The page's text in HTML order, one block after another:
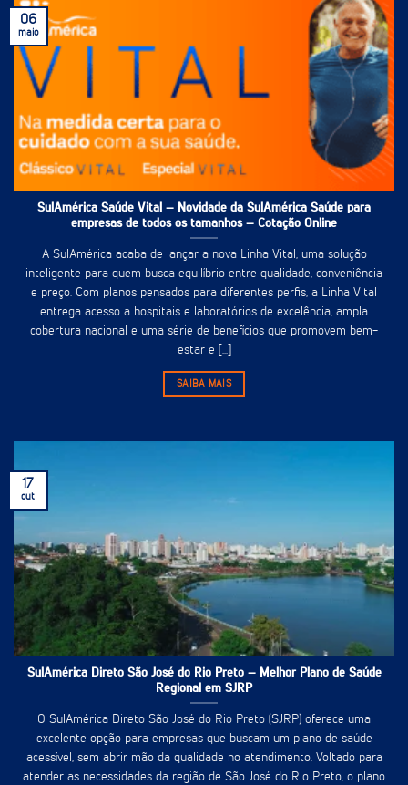
SulAmérica Saúde Vital – Novidade da SulAmérica Saúde para
empresas de todos os tamanhos – Cotação Online
A SulAmérica acaba de lançar a nova Linha Vital, uma solução
inteligente para quem busca equilíbrio entre qualidade, conveniência
e preço. Com planos pensados para diferentes perfis, a Linha Vital
entrega acesso a hospitais e laboratórios de excelência, ampla
cobertura nacional e uma série de benefícios que promovem bem-
estar e [...]
SAIBA MAIS
06
maio
SulAmérica Direto São José do Rio Preto – Melhor Plano de Saúde
Regional em SJRP
O SulAmérica Direto São José do Rio Preto (SJRP) oferece uma
excelente opção para empresas que buscam um plano de saúde
acessível, sem abrir mão da qualidade no atendimento. Voltado para
atender as necessidades da região de São José do Rio Preto, o plano
17
out